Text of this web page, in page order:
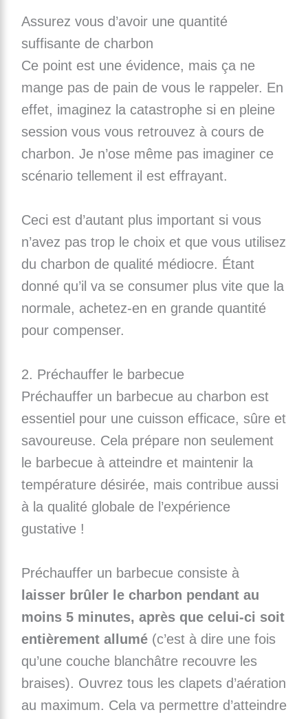
Assurez vous d’avoir une quantité
suffisante de charbon
Ce point est une évidence, mais ça ne
mange pas de pain de vous le rappeler. En
effet, imaginez la catastrophe si en pleine
session vous vous retrouvez à cours de
charbon. Je n’ose même pas imaginer ce
scénario tellement il est effrayant.
Ceci est d’autant plus important si vous
n’avez pas trop le choix et que vous utilisez
du charbon de qualité médiocre. Étant
donné qu’il va se consumer plus vite que la
normale, achetez-en en grande quantité
pour compenser.
2. Préchauffer le barbecue
Préchauffer un barbecue au charbon est
essentiel pour une cuisson efficace, sûre et
savoureuse. Cela prépare non seulement
le barbecue à atteindre et maintenir la
température désirée, mais contribue aussi
à la qualité globale de l’expérience
gustative !
Préchauffer un barbecue consiste à
laisser brûler le charbon pendant au
moins 5 minutes, après que celui-ci soit
entièrement allumé(c’est à dire une fois
qu’une couche blanchâtre recouvre les
braises). Ouvrez tous les clapets d’aération
au maximum. Cela va permettre d’atteindre